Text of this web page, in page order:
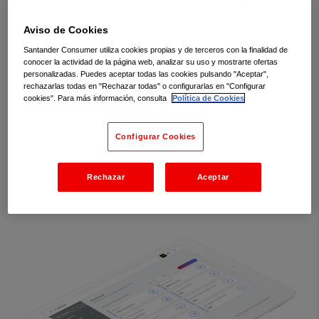
te quedan por pagar, modificar el medio de pago,
etc…
Ir al Área de Clientes
Aviso de Cookies
Santander Consumer utiliza cookies propias y de terceros con la finalidad de
conocer la actividad de la página web, analizar su uso y mostrarte ofertas
personalizadas. Puedes aceptar todas las cookies pulsando "Aceptar",
rechazarlas todas en "Rechazar todas" o configurarlas en "Configurar
cookies". Para más información, consulta
Política de Cookies
Configurar Cookies
Rechazar Aceptar